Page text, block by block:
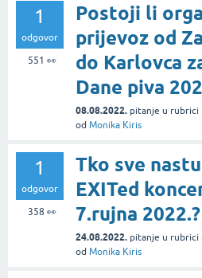
1
odgovor
551 👀
Postoji li
prijevoz od
do Karlovca
Dane piva
08.08.2022. pitanje u rubrici
od Monika Kiris
1
odgovor
358 👀
Tko sve
EXITed
7.rujna 2022.?
24.08.2022. pitanje u rubrici
od Monika Kiris